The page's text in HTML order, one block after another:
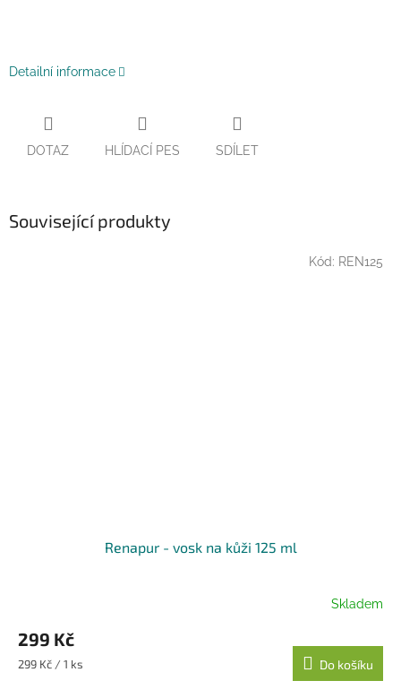
Detailní informace
DOTAZ HLÍDACÍ PES SDÍLET
Související produkty
Renapur - vosk na kůži 125 ml
Skladem
299 Kč
Měrná
299 Kč / 1 ks Do košíku
Kód: REN125